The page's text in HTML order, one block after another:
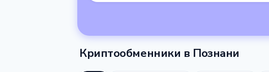
Криптообменники в Познани